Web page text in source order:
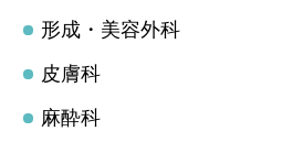
形成・美容外科
皮膚科
麻酔科